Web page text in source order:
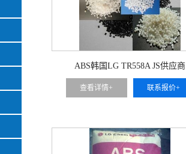
ABS韩国LG TR558A JS供应商
查看详情+ 联系报价+